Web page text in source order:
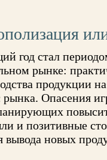
год стал
рынке:
продукции
Опасения
и позитивные
новых